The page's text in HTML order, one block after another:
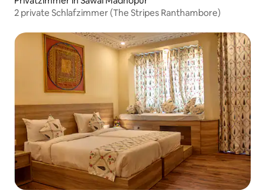
2 private Schlafzimmer (The Stripes Ranthambore)